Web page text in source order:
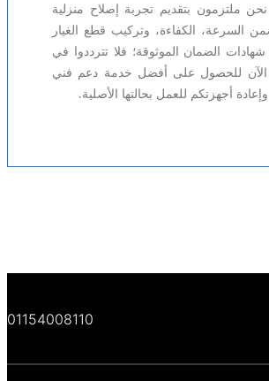
ملتزمون بتقديم تجربة إصلاح منزلية
السرعة، الكفاءة، وتركيب قطع الغيار
شهادات الضمان الموثوقة؛ فلا تترددوا في
الآن للحصول على أفضل خدمة دعم فني
أجهزتكم للعمل بحالتها الأصلية.
01154008110